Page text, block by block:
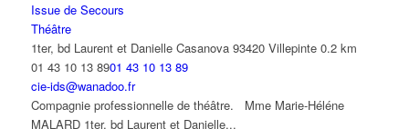
Issue de Secours
Théâtre
1ter, bd Laurent et Danielle Casanova 93420 Villepinte 0.2 km
01 43 10 13 8901 43 10 13 89
cie-ids@wanadoo.fr
Compagnie professionnelle de théâtre. Mme Marie-Héléne
MALARD 1ter, bd Laurent et Danielle...